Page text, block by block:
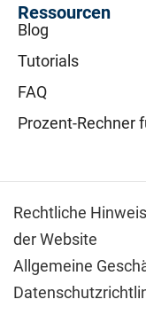
Ressourcen
Blog
Tutorials
FAQ
Prozent-Rechner
Rechtliche
der Website
Allgemeine